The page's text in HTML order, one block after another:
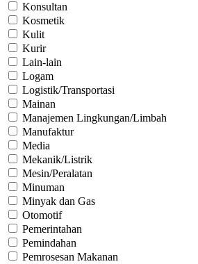
Konsultan
Kosmetik
Kulit
Kurir
Lain-lain
Logam
Logistik/Transportasi
Mainan
Manajemen Lingkungan/Limbah
Manufaktur
Media
Mekanik/Listrik
Mesin/Peralatan
Minuman
Minyak dan Gas
Otomotif
Pemerintahan
Pemindahan
Pemrosesan Makanan